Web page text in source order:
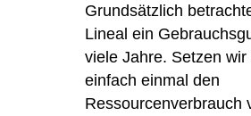
Grundsätzlich
Lineal ein
viele Jahre. Setzen wir
einfach einmal den
Ressourcenverbrauch